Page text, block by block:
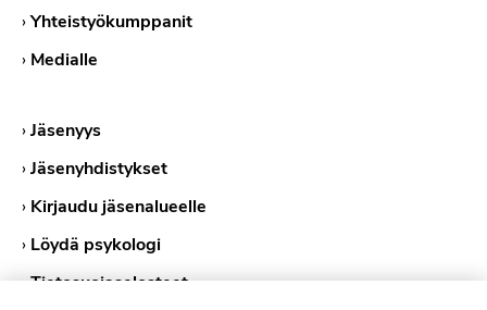
›Yhteistyökumppanit
› Medialle
›Jäsenyys
›Jäsenyhdistykset
› Kirjaudu jäsenalueelle
› Löydä psykologi
›Tietosuojaselosteet